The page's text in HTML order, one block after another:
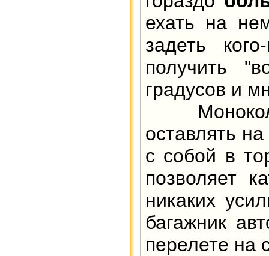
ехать на
задеть
получить
градусов и
оставлять
с собой в
позволяет
никаких
багажник
перелете на